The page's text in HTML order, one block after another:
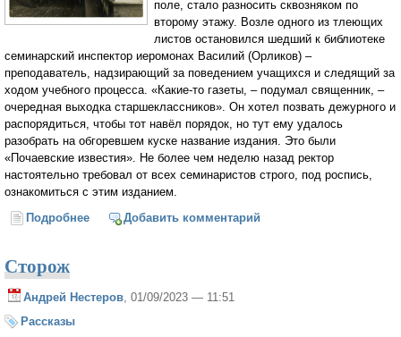
поле, стало разносить сквозняком по
второму этажу. Возле одного из тлеющих
листов остановился шедший к библиотеке
семинарский инспектор иеромонах Василий (Орликов) –
преподаватель, надзирающий за поведением учащихся и следящий за
ходом учебного процесса. «Какие-то газеты, – подумал священник, –
очередная выходка старшеклассников». Он хотел позвать дежурного и
распорядиться, чтобы тот навёл порядок, но тут ему удалось
разобрать на обгоревшем куске название издания. Это были
«Почаевские известия». Не более чем неделю назад ректор
настоятельно требовал от всех семинаристов строго, под роспись,
ознакомиться с этим изданием.
Подробнее о ГОД СМИРЕНИЯ
Добавить комментарий
Сторож
Андрей Нестеров , 01/09/2023 — 11:51
Рассказы